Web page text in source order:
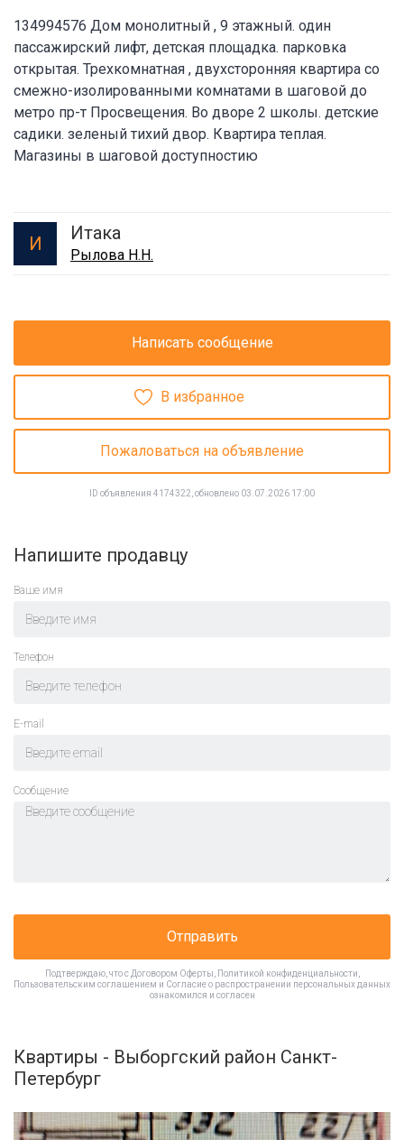
134994576 Дом монолитный , 9 этажный. один
пассажирский лифт, детская площадка. парковка
открытая. Трехкомнатная , двухсторонняя квартира со
смежно-изолированными комнатами в шаговой до
метро пр-т Просвещения. Во дворе 2 школы. детские
садики. зеленый тихий двор. Квартира теплая.
Магазины в шаговой доступностию
И Итака
Рылова Н.Н.
Написать сообщение
В избранное
Пожаловаться на объявление
ID объявления 4174322, обновлено 03.07.2026 17:00
Напишите продавцу
Ваше имя
Телефон
E-mail
Cообщение
Отправить
Подтверждаю, что с Договором Оферты Политикой конфиденциальности
Пользовательским соглашением и Согласие о распространении персональных данных
ознакомился и согласен
Квартиры - Выборгский район Санкт-
Петербург